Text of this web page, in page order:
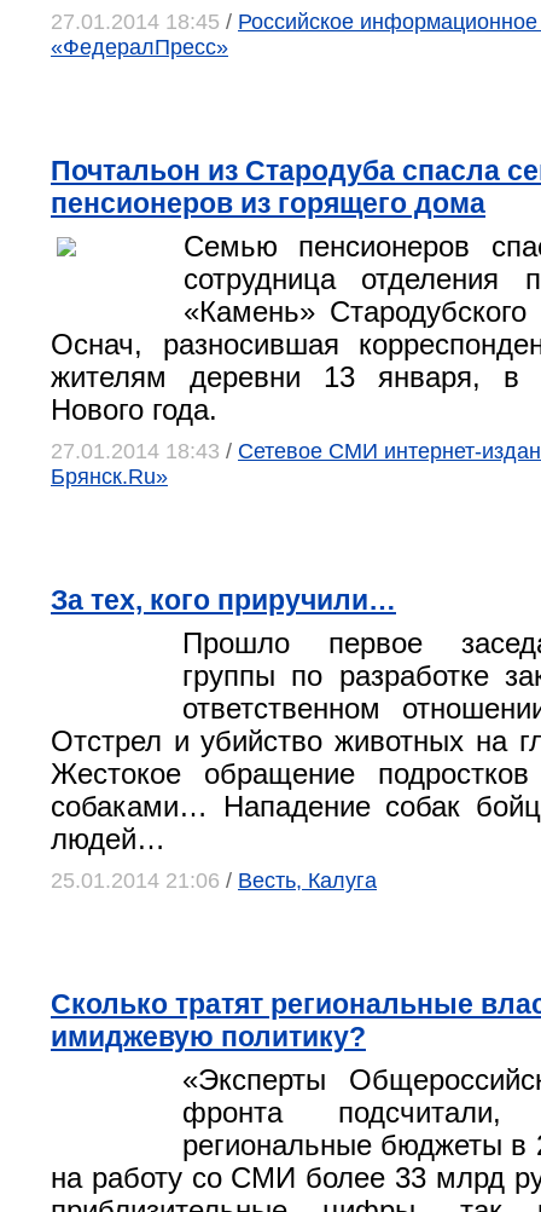
27.01.2014 18:45 / Российское информационное
«ФедералПресс»
Почтальон из Стародуба спасла
пенсионеров из горящего дома
Семью пенсионеров
сотрудница отделения
«Камень»
Оснач, разносившая
жителям деревни 13 января, в
Нового года.
27.01.2014 18:43 / Cетевое СМИ
Брянск.Ru»
За тех, кого приручили…
Прошло первое
группы по разработке
ответственном
Отстрел и убийство животных на
Жестокое обращение
собаками… Нападение собак
людей…
25.01.2014 21:06 / Весть, Калуга
Сколько тратят региональные
имиджевую политику?
«Эксперты
фронта
региональные бюджеты в
на работу со СМИ более 33 млрд